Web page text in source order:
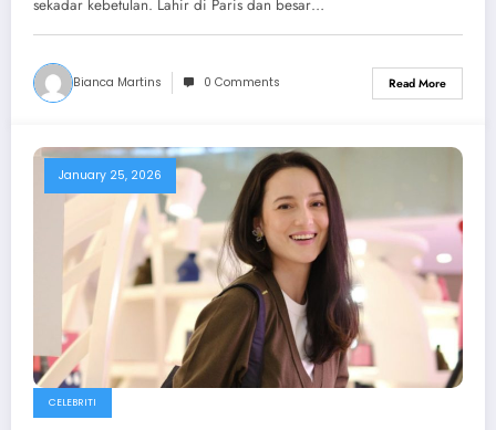
sekadar kebetulan. Lahir di Paris dan besar…
Bianca Martins 0 Comments Read More
January 25, 2026
CELEBRITI